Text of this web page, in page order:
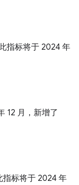
指标将于 2024 年
12 月，新增了
标将于 2024 年